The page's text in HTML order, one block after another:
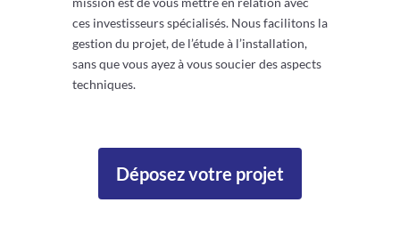
ces investisseurs spécialisés. Nous facilitons la
gestion du projet, de l’étude à l’installation,
sans que vous ayez à vous soucier des aspects
techniques.
Déposez votre projet